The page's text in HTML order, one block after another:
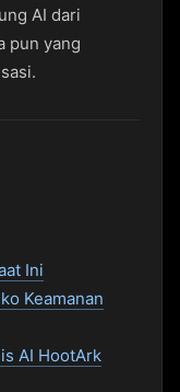
AI dari
pun yang
Ini
Keamanan
AI HootArk